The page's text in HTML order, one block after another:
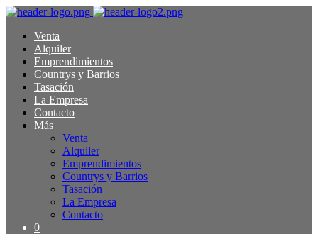
Venta
Alquiler
Emprendimientos
Countrys y Barrios
Tasación
La Empresa
Contacto
Más
Venta
Alquiler
Emprendimientos
Countrys y Barrios
Tasación
La Empresa
Contacto
0